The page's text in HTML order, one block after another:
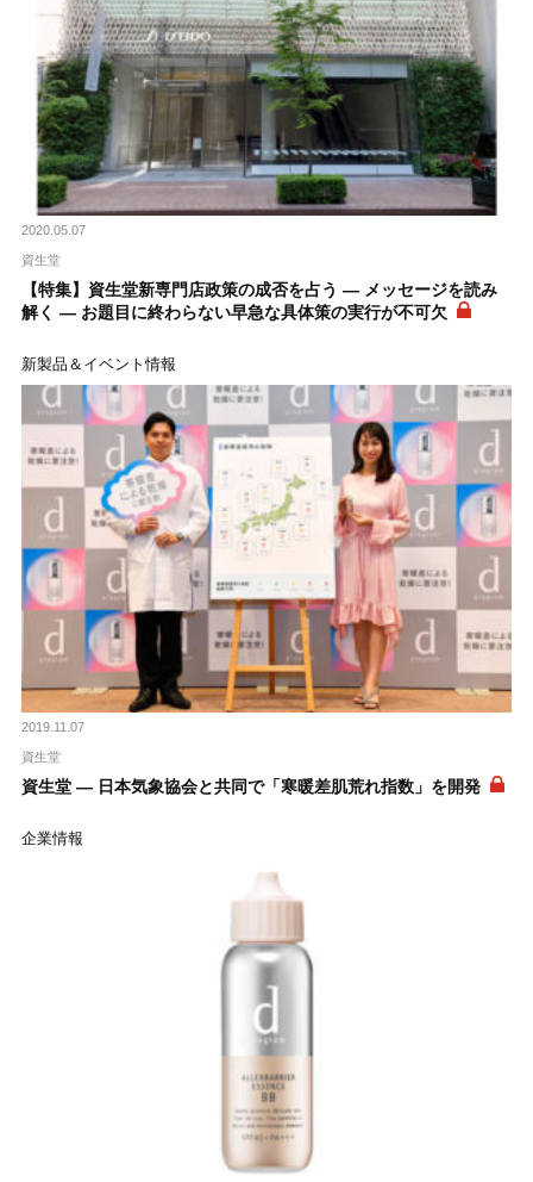
2020.05.07
資生堂
【特集】資生堂新専門店政策の成否を占う ― メッセージを読み
解く ― お題目に終わらない早急な具体策の実行が不可欠
新製品＆イベント情報
2019.11.07
資生堂
資生堂 ― 日本気象協会と共同で「寒暖差肌荒れ指数」を開発
企業情報